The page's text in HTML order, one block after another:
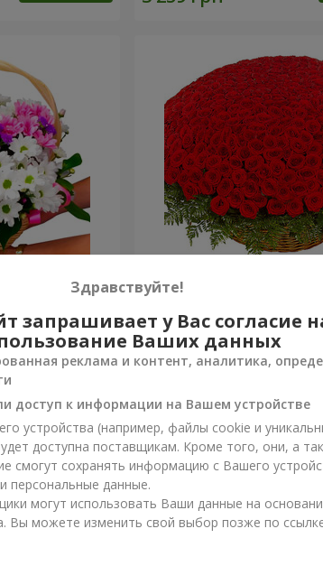
поляна"
Заказать
501 красная роза
56 544 грн
Здравствуйте!
запрашивает у Вас согласие
Ваших данных
реклама и контент, аналитика,
доступ к информации на Вашем устройстве
устройства (например, файлы cookie и
доступна поставщикам. Кроме того, они, а
смогут сохранять информацию с Вашего
персональные данные.
могут использовать Ваши данные на
Вы можете изменить свой выбор позже по